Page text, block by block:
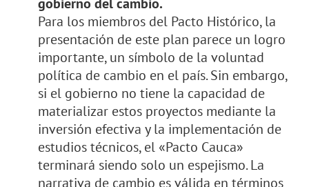
Para los miembros del Pacto Histórico, la
presentación de este plan parece un logro
importante, un símbolo de la voluntad
política de cambio en el país. Sin embargo,
si el gobierno no tiene la capacidad de
materializar estos proyectos mediante la
inversión efectiva y la implementación de
estudios técnicos, el «Pacto Cauca»
terminará siendo solo un espejismo. La
narrativa de cambio es válida en términos